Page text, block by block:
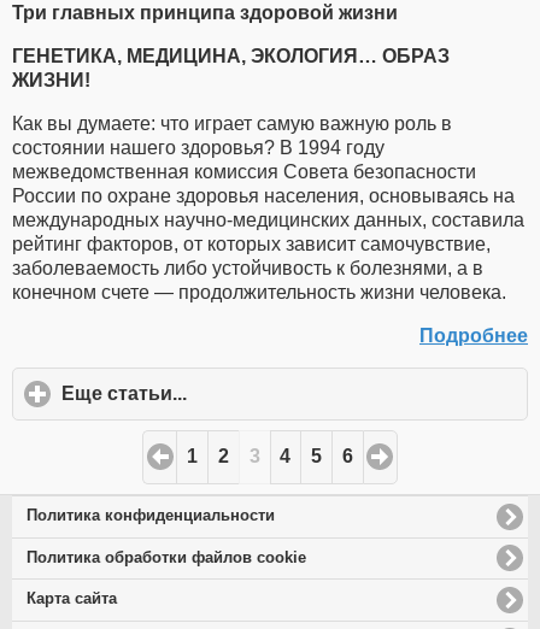
Три главных принципа здоровой жизни
ГЕНЕТИКА, МЕДИЦИНА, ЭКОЛОГИЯ… ОБРАЗ
ЖИЗНИ!
Как вы думаете: что играет самую важную роль в
состоянии нашего здоровья? В 1994 году
межведомственная комиссия Совета безопасности
России по охране здоровья населения, основываясь на
международных научно-медицинских данных, составила
рейтинг факторов, от которых зависит самочувствие,
заболеваемость либо устойчивость к болезнями, а в
конечном счете — продолжительность жизни человека.
Подробнее
Еще статьи...
to
contents
1 2 3 4 5 6
Политика конфиденциальности
Политика обработки файлов cookie
Карта сайта